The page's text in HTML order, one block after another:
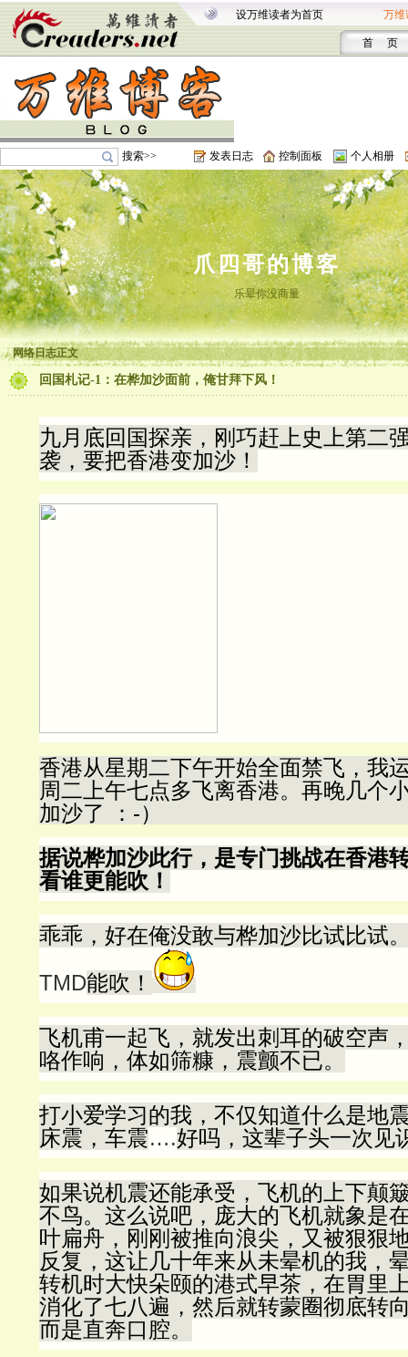
设万维读者为首页 万维
首 页
搜索>> 发表日志 控制面板 个人相册
爪四哥的博客
乐晕你没商量
网络日志正文
回国札记-1：在桦加沙面前，俺甘拜下风！
九月底回国探亲，刚巧赶上史上第二
袭，要把香港变加沙！
香港从星期二下午开始全面禁飞，我
周二上午七点多飞离香港。再晚几个
加沙了 ：-）
据说桦加沙此行，是专门挑战在香港
看谁更能吹！
乖乖，好在俺没敢与桦加沙比试比试
TMD能吹！
飞机甫一起飞，就发出刺耳的破空声
咯作响，体如筛糠，震颤不已。
打小爱学习的我，不仅知道什么是地
床震，车震….好吗，这辈子头一次见
如果说机震还能承受，飞机的上下颠
不鸟。这么说吧，庞大的飞机就象是
叶扁舟，刚刚被推向浪尖，又被狠狠
反复，这让几十年来从未晕机的我，
转机时大快朵颐的港式早茶，在胃里
消化了七八遍，然后就转蒙圈彻底转
而是直奔口腔。